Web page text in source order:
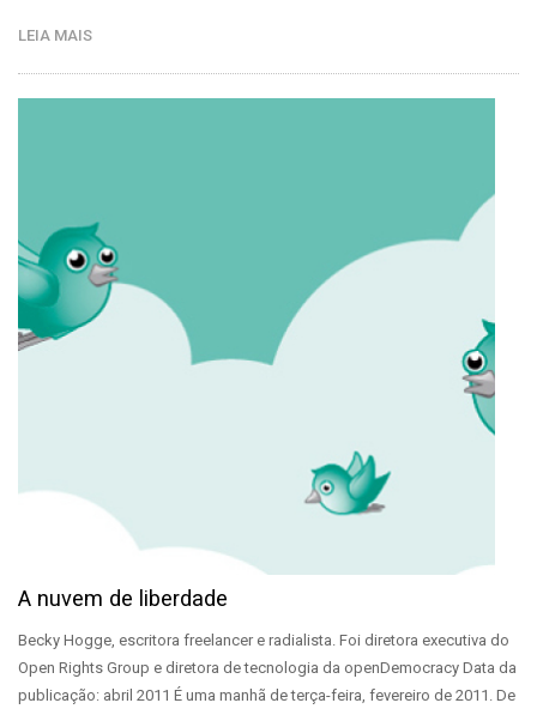
LEIA MAIS
A nuvem de liberdade
Becky Hogge, escritora freelancer e radialista. Foi diretora executiva do
Open Rights Group e diretora de tecnologia da openDemocracy Data da
publicação: abril 2011 É uma manhã de terça-feira, fevereiro de 2011. De